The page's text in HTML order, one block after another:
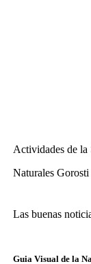
Actividades de la
Naturales Gorosti
Las buenas
Guia Visual de la